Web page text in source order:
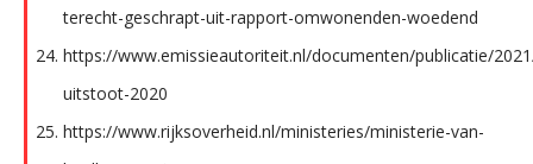
terecht-geschrapt-uit-rapport-omwonenden-woedend
https://www.emissieautoriteit.nl/documenten/publicatie/
uitstoot-2020
https://www.rijksoverheid.nl/ministeries/ministerie-van-